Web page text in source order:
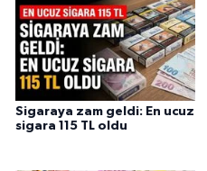
Sigaraya zam geldi: En ucuz
sigara 115 TL oldu